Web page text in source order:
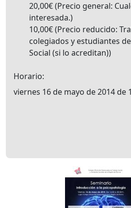
20,00€ Precio general:
interesada.
10,00€ Precio reducido:
colegiados y estudiantes
Social (si lo acreditan)
Horario
viernes 16 de mayo de 2014 de